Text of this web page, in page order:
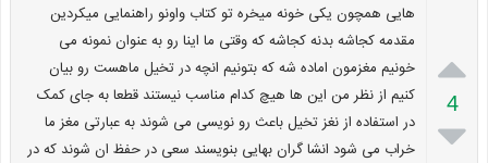

4

هایی همچون یکی خونه میخره تو کتاب واونو راهنمایی میکردین
مقدمه کجاشه بدنه کجاشه که وقتی ما اینا رو به عنوان نمونه می
خونیم مغزمون اماده شه که بتونیم انچه در تخیل ماهست رو بیان
کنیم از نظر من این ها هیچ کدام مناسب نیستند قطعا به جای کمک
در استفاده از نغز تخیل باعث رو نویسی می شوند به عبارتی مغز ما
خراب می شود انشا گران بهایی بنویسند سعی در حفظ ان شوند که در